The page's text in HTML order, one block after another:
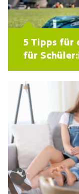
5 Tipps für
für